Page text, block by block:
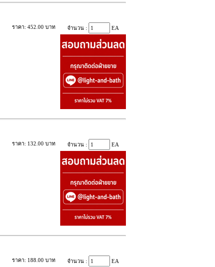
ราคา: 452.00 บาท จำนวน : EA
ราคา: 132.00 บาท จำนวน : EA
ราคา: 188.00 บาท จำนวน : EA